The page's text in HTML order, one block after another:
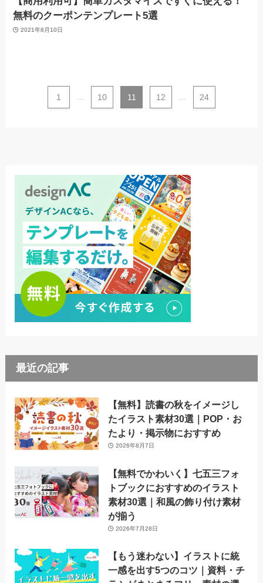
無料のクーポンテンプレート5選
2021年8月10日
1 ... 10 11 12 ... 24
最近の記事
【無料】読書の秋をイメージし
たイラスト素材30選｜POP・お
たより・掲示物におすすめ
2026年8月7日
【無料でかわいく】七五三フォ
トブックにおすすめのイラスト
素材30選｜和風の飾り付け素材
が揃う
2026年7月28日
【もう迷わない】イラストに統
一感を出す5つのコツ｜資料・チ